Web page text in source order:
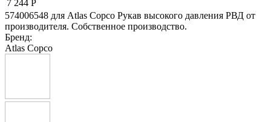
7 244 Р
574006548 для Atlas Copco Рукав высокого давления РВД от
производителя. Собственное производство.
Бренд:
Atlas Copco